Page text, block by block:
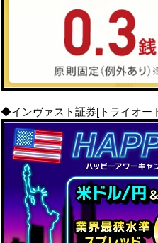
◆インヴァスト証券[トライオー